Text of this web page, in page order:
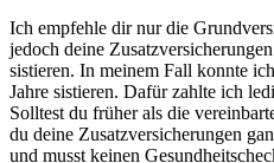
Ich empfehle dir nur die
jedoch deine
sistieren. In meinem Fall konnte
Jahre sistieren. Dafür zahlte ich
Solltest du früher als die
du deine Zusatzversicherungen
und musst keinen